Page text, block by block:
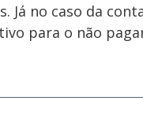
no caso da
para o não